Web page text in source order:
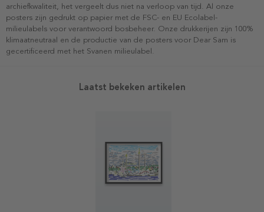
archiefkwaliteit, het vergeelt dus niet na verloop van tijd. Al onze
posters zijn gedrukt op papier met de FSC- en EU Ecolabel-
milieulabels voor verantwoord bosbeheer. Onze drukkerijen zijn 100%
klimaatneutraal en de productie van de posters voor Dear Sam is
gecertificeerd met het Svanen milieulabel.
Laatst bekeken artikelen